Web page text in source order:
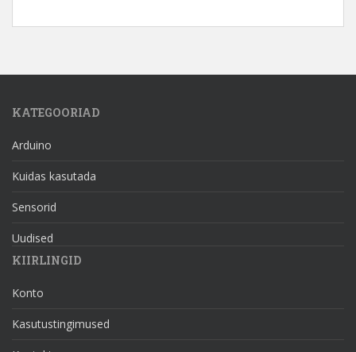
KATEGOORIAD
Arduino
Kuidas kasutada
Sensorid
Uudised
KIIRLINGID
Konto
Kasutustingimused